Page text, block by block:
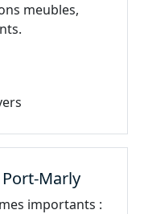
meubles,
Marly
importants :